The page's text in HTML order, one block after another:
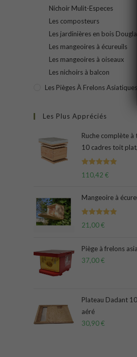
Nichoir Mulit-Especes
Les composteurs
Les jardinières en bois
Les mangeoires à écureuils
Les mangeoires à oiseaux
Les nichoirs à balcon
Les Pièges À Frelons Asiatiques
Les Plus Appréciés
Ruche complète
10 cadres toit
Note
5.00
110,42€
Mangeoire à
Note5.00
21,00€
Piège à frelons
37,00€
Plateau Dadant
aéré
30,90€